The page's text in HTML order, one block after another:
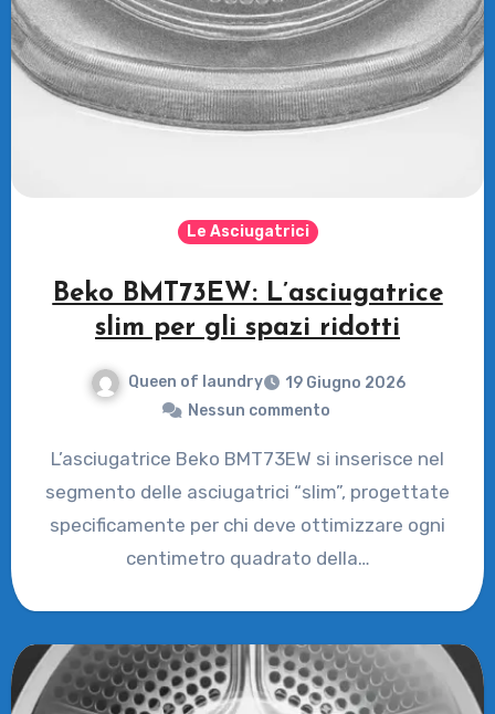
Le Asciugatrici
Beko BMT73EW: L’asciugatrice
slim per gli spazi ridotti
Queen of laundry
19 Giugno 2026
Nessun commento
L’asciugatrice Beko BMT73EW si inserisce nel
segmento delle asciugatrici “slim”, progettate
specificamente per chi deve ottimizzare ogni
centimetro quadrato della…